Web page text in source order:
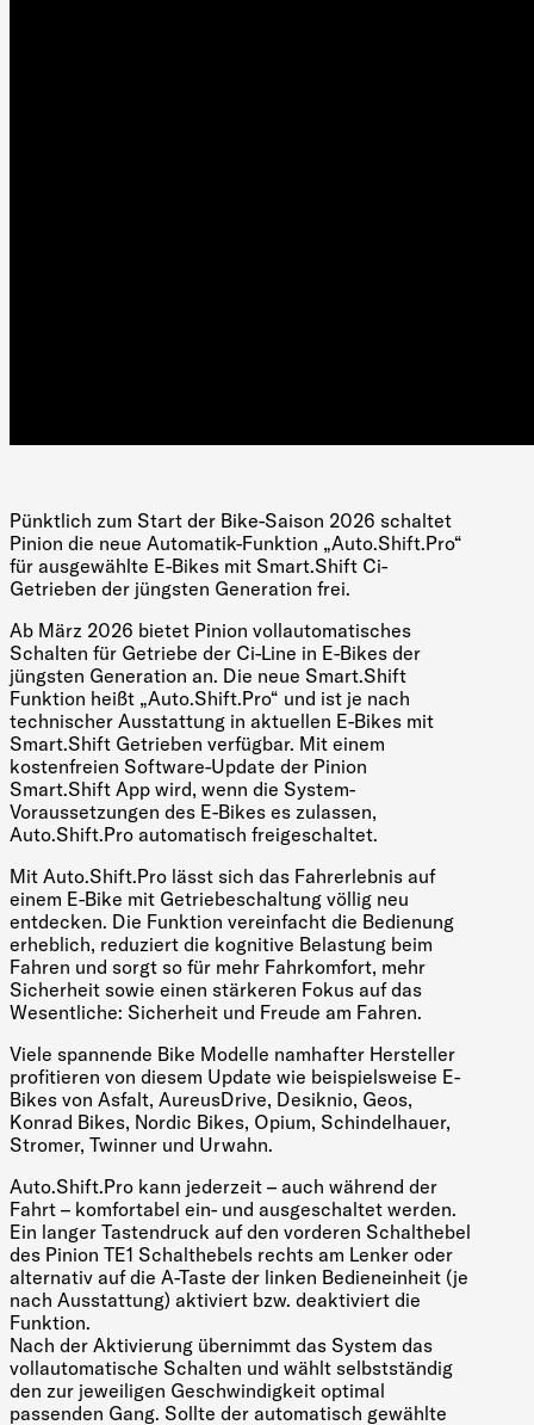
Pünktlich zum Start der Bike-Saison 2026 schaltet
Pinion die neue Automatik-Funktion „Auto.Shift.Pro“
für ausgewählte E-Bikes mit Smart.Shift Ci-
Getrieben der jüngsten Generation frei.
Ab März 2026 bietet Pinion vollautomatisches
Schalten für Getriebe der Ci-Line in E-Bikes der
jüngsten Generation an. Die neue Smart.Shift
Funktion heißt „Auto.Shift.Pro“ und ist je nach
technischer Ausstattung in aktuellen E-Bikes mit
Smart.Shift Getrieben verfügbar. Mit einem
kostenfreien Software-Update der Pinion
Smart.Shift App wird, wenn die System-
Voraussetzungen des E-Bikes es zulassen,
Auto.Shift.Pro automatisch freigeschaltet.
Mit Auto.Shift.Pro lässt sich das Fahrerlebnis auf
einem E-Bike mit Getriebeschaltung völlig neu
entdecken. Die Funktion vereinfacht die Bedienung
erheblich, reduziert die kognitive Belastung beim
Fahren und sorgt so für mehr Fahrkomfort, mehr
Sicherheit sowie einen stärkeren Fokus auf das
Wesentliche: Sicherheit und Freude am Fahren.
Viele spannende Bike Modelle namhafter Hersteller
profitieren von diesem Update wie beispielsweise E-
Bikes von Asfalt, AureusDrive, Desiknio, Geos,
Konrad Bikes, Nordic Bikes, Opium, Schindelhauer,
Stromer, Twinner und Urwahn.
Auto.Shift.Pro kann jederzeit – auch während der
Fahrt – komfortabel ein- und ausgeschaltet werden.
Ein langer Tastendruck auf den vorderen Schalthebel
des Pinion TE1 Schalthebels rechts am Lenker oder
alternativ auf die A-Taste der linken Bedieneinheit (je
nach Ausstattung) aktiviert bzw. deaktiviert die
Funktion.
Nach der Aktivierung übernimmt das System das
vollautomatische Schalten und wählt selbstständig
den zur jeweiligen Geschwindigkeit optimal
passenden Gang. Sollte der automatisch gewählte